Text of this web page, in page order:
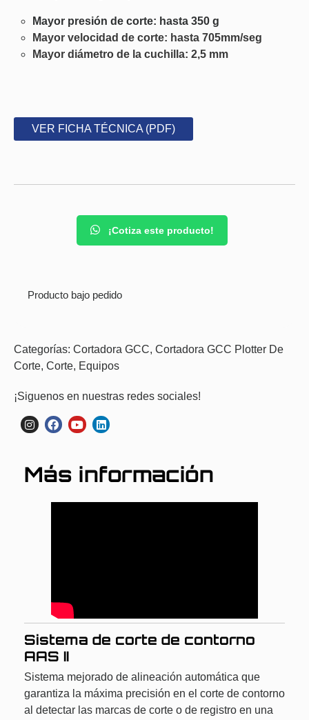
Mayor presión de corte: hasta 350 g
Mayor velocidad de corte: hasta 705mm/seg
Mayor diámetro de la cuchilla: 2,5 mm
VER FICHA TÉCNICA (PDF)
¡Cotiza este producto!
Producto bajo pedido
Categorías: Cortadora GCC, Cortadora GCC Plotter De
Corte, Corte, Equipos
¡Siguenos en nuestras redes sociales!
Más información
Sistema de corte de contorno
AAS II
Sistema mejorado de alineación automática que
garantiza la máxima precisión en el corte de contorno
al detectar las marcas de corte o de registro en una